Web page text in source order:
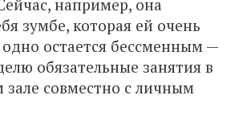
например, она
зумбе, которая ей очень
остается бессменным —
обязательные занятия в
совместно с личным